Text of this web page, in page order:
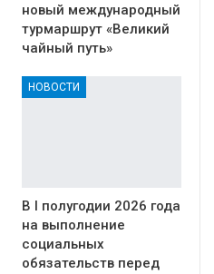
новый международный
турмаршрут «Великий
чайный путь»
НОВОСТИ
В I полугодии 2026 года
на выполнение
социальных
обязательств перед